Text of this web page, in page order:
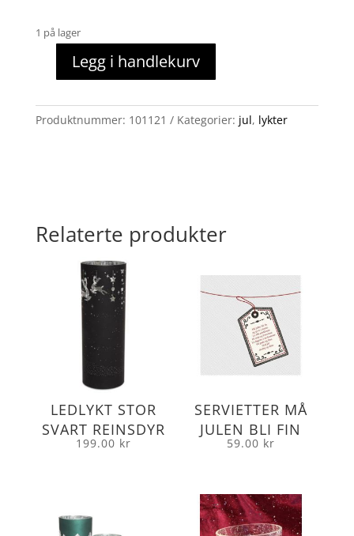
1 på lager
svart
9x10cm
Legg i handlekurv
Produktnummer: 101121 Kategorier: jul, lykter
Relaterte produkter
LEDLYKT STOR
SVART REINSDYR
199.00 kr
SERVIETTER MÅ
JULEN BLI FIN
59.00 kr